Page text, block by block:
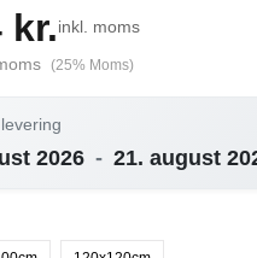
kr. inkl. moms
(25% Moms)
2026 - 21. august